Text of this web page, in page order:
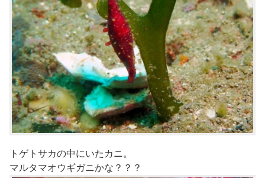
トゲトサカの中にいたカニ。
マルタマオウギガニかな？？？